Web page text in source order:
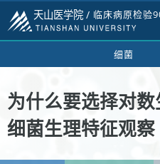
天山医学院 / 临床病原检验
细菌
为什么要选择对
细菌生理特征观察